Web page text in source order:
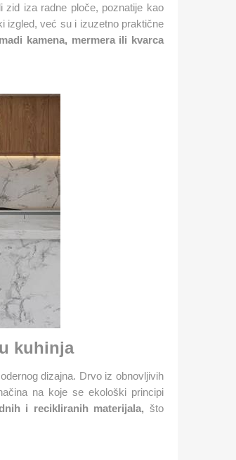
zid iza radne ploče, poznatije kao
izgled, već su i izuzetno praktične
kamena, mermera ili kvarca
kuhinja
dizajna. Drvo iz obnovljivih
na koje se ekološki principi
i recikliranih materijala, što